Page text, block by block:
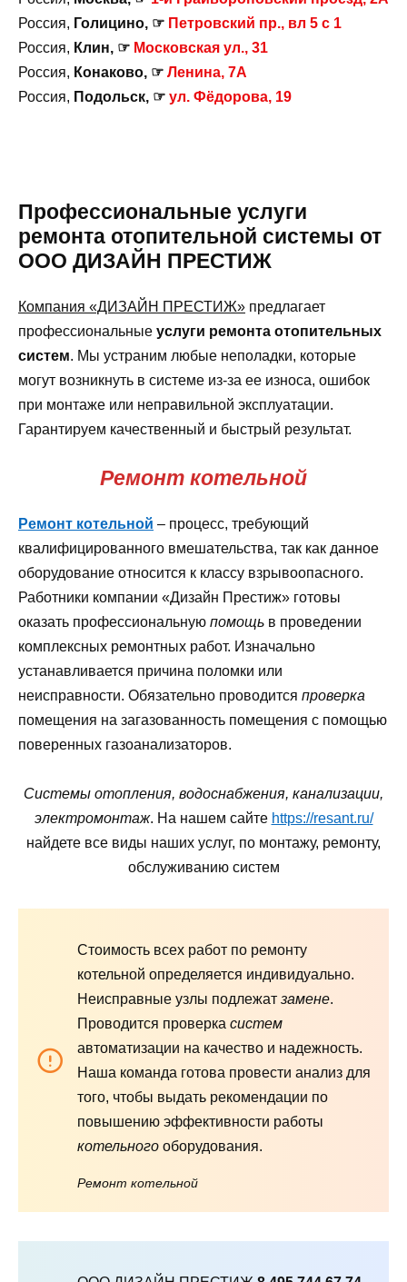
Россия, Голицино, ☞ Петровский пр., вл 5 с 1
Россия, Клин, ☞ Московская ул., 31
Россия, Конаково, ☞ Ленина, 7А
Россия, Подольск, ☞ ул. Фёдорова, 19
Профессиональные услуги
ремонта отопительной системы от
ООО ДИЗАЙН ПРЕСТИЖ
Компания «ДИЗАЙН ПРЕСТИЖ» предлагает
профессиональные услуги ремонта отопительных
систем. Мы устраним любые неполадки, которые
могут возникнуть в системе из-за ее износа, ошибок
при монтаже или неправильной эксплуатации.
Гарантируем качественный и быстрый результат.
Ремонт котельной
Ремонт котельной – процесс, требующий
квалифицированного вмешательства, так как данное
оборудование относится к классу взрывоопасного.
Работники компании «Дизайн Престиж» готовы
оказать профессиональную помощь в проведении
комплексных ремонтных работ. Изначально
устанавливается причина поломки или
неисправности. Обязательно проводится проверка
помещения на загазованность помещения с помощью
поверенных газоанализаторов.
Системы отопления, водоснабжения, канализации,
электромонтаж. На нашем сайте https://resant.ru/
найдете все виды наших услуг, по монтажу, ремонту,
обслуживанию систем
Стоимость всех работ по ремонту
котельной определяется индивидуально.
Неисправные узлы подлежат замене.
Проводится проверка систем
автоматизации на качество и надежность.
Наша команда готова провести анализ для
того, чтобы выдать рекомендации по
повышению эффективности работы
котельного оборудования.
Ремонт котельной